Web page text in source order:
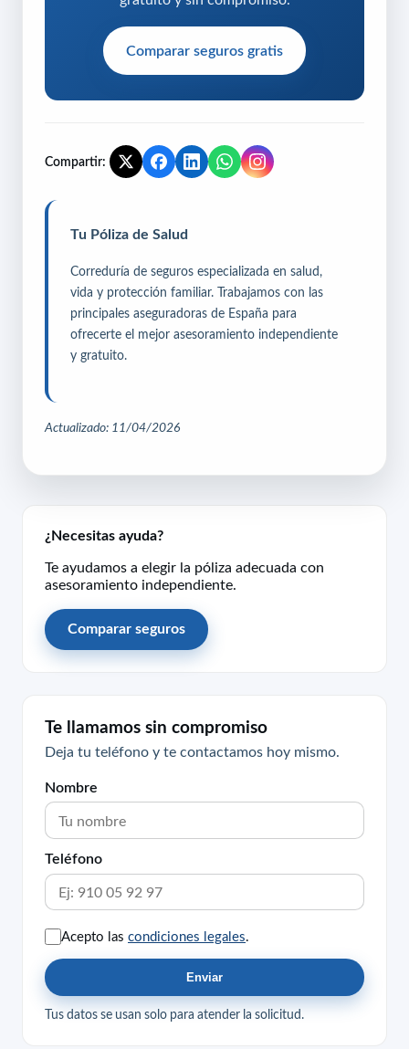
Comparar seguros gratis
Compartir:
Tu Póliza de Salud
Correduría de seguros especializada en salud,
vida y protección familiar. Trabajamos con las
principales aseguradoras de España para
ofrecerte el mejor asesoramiento independiente
y gratuito.
Actualizado: 11/04/2026
¿Necesitas ayuda?
Te ayudamos a elegir la póliza adecuada con
asesoramiento independiente.
Comparar seguros
Te llamamos sin compromiso
Deja tu teléfono y te contactamos hoy mismo.
Nombre
Teléfono
Acepto las condiciones legales
Enviar
Tus datos se usan solo para atender la solicitud.